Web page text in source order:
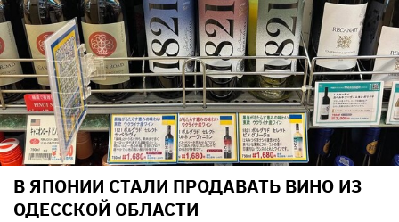
В ЯПОНИИ СТАЛИ ПРОДАВАТЬ ВИНО ИЗ
ОДЕССКОЙ ОБЛАСТИ